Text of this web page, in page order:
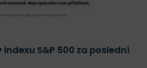
S&P 500 za poslední